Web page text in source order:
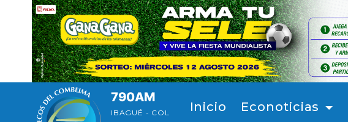
Pasar al contenido principal
790AM
IBAGUÉ - COL
Inicio Econoticias